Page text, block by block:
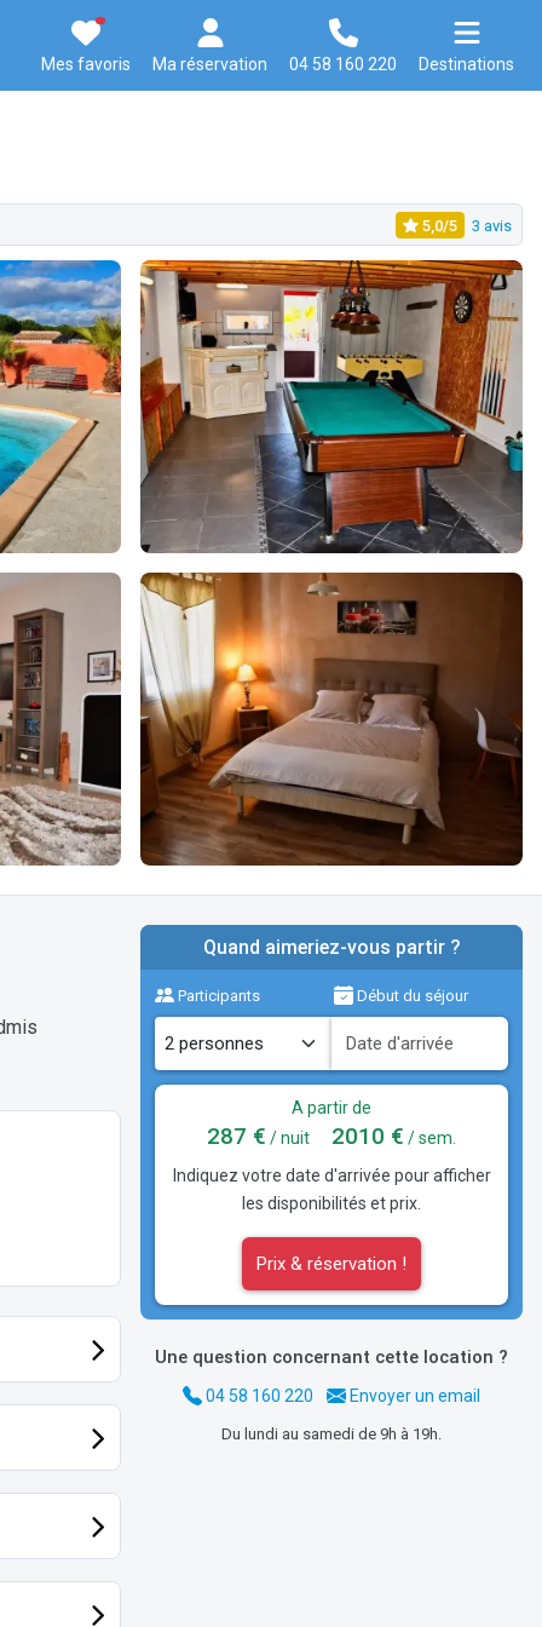
Mes favoris Ma réservation 04 58 160 220 Destinations
5,0/5 3 avis
Quand aimeriez-vous partir ?
Participants Début du séjour
A partir de
287 € / nuit 2010 € / sem.
Indiquez votre date d'arrivée pour afficher
les disponibilités et prix.
Prix & réservation !
Une question concernant cette location ?
04 58 160 220 Envoyer un email
Du lundi au samedi de 9h à 19h.